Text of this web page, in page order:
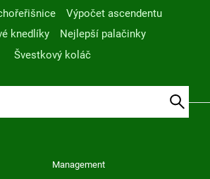
Výpočet ascendentu
knedlíky
Nejlepší palačinky
Švestkový koláč
Management